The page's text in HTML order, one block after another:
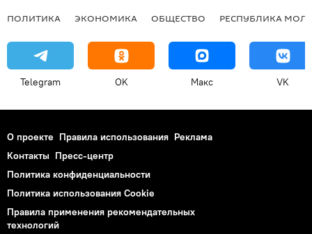
ПОЛИТИКА ЭКОНОМИКА ОБЩЕСТВО РЕСПУБЛИКА
Telegram OK Макс VK
О проекте Правила использования Реклама
Контакты Пресс-центр
Политика конфиденциальности
Политика использования Cookie
Правила применения рекомендательных
технологий